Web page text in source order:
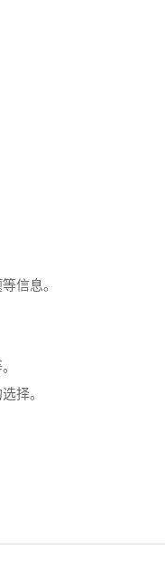
信息。
择。